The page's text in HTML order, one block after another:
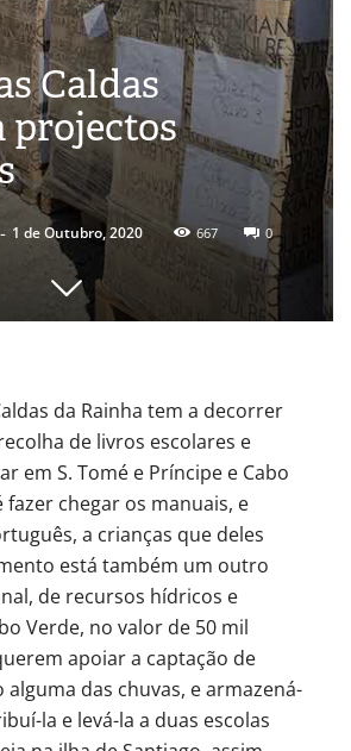
Caldas
projectos
- 1 de Outubro, 2020 667 0
da Rainha tem a decorrer
de livros escolares e
em S. Tomé e Príncipe e Cabo
fazer chegar os manuais, e
a crianças que deles
está também um outro
de recursos hídricos e
Verde, no valor de 50 mil
apoiar a captação de
das chuvas, e armazená-
la e levá-la a duas escolas